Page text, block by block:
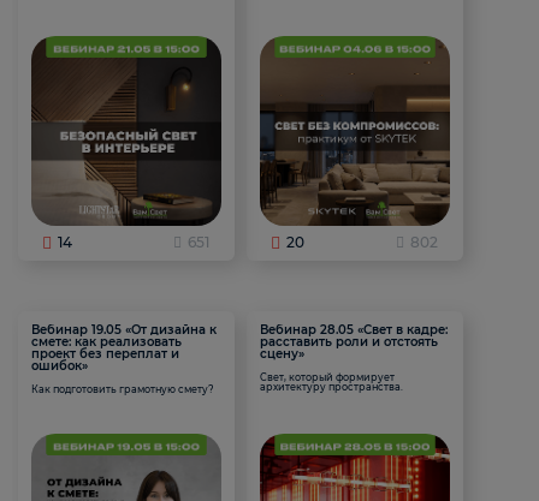
14 651 20 802
Вебинар 19.05 «От дизайна к
смете: как реализовать
проект без переплат и
ошибок»
Как подготовить грамотную смету?
Вебинар 28.05 «Свет в кадре:
расставить роли и отстоять
сцену»
Свет, который формирует
архитектуру пространства.